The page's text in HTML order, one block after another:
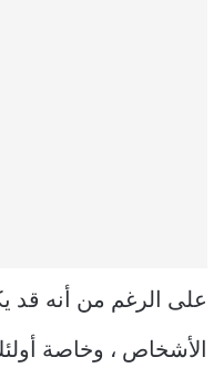
على الرغم من أنه قد
الأشخاص ، وخاصة